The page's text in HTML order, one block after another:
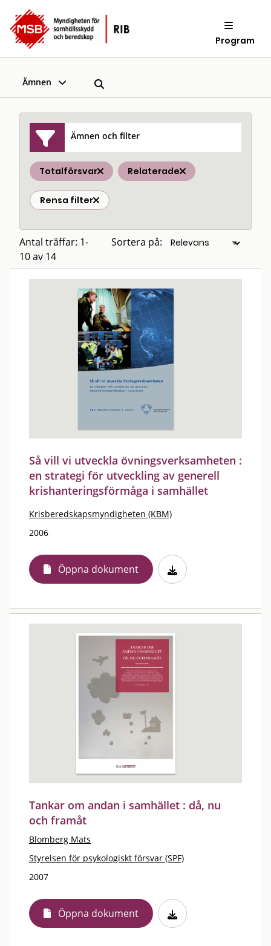
Program
Ämnen
Ämnen och filter
Totalförsvar Relaterade
Rensa filter
Antal träffar: 1-
10 av 14
Sortera på:
Så vill vi utveckla övningsverksamheten :
en strategi för utveckling av generell
krishanteringsförmåga i samhället
Krisberedskapsmyndigheten (KBM)
2006
Öppna dokument
Tankar om andan i samhället : då, nu
och framåt
Blomberg Mats
Styrelsen för psykologiskt försvar (SPF)
2007
Öppna dokument